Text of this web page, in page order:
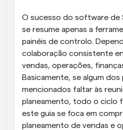
O sucesso do software de
se resume apenas a
painéis de controlo.
colaboração consistente
vendas, operações,
Basicamente, se algum
mencionados faltar às
planeamento, todo o ciclo
este guia se foca em
planeamento de vendas e